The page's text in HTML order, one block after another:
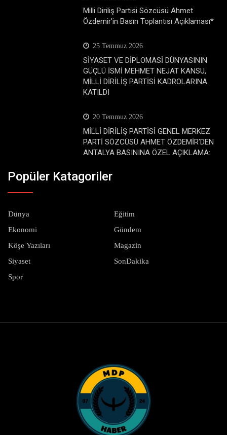
Milli Diriliş Partisi Sözcüsü Ahmet
Özdemir’in Basın Toplantısı Açıklaması*
25 Temmuz 2026
SİYASET VE DİPLOMASİ DÜNYASININ
GÜÇLÜ İSMİ MEHMET NEJAT KANSU,
MİLLİ DİRİLİŞ PARTİSİ KADROLARINA
KATILDI
20 Temmuz 2026
MİLLİ DİRİLİŞ PARTİSİ GENEL MERKEZ
PARTİ SÖZCÜSÜ AHMET ÖZDEMİR’DEN
ANTALYA BASININA ÖZEL AÇIKLAMA:
Popüler Katagoriler
Dünya Eğitim
Ekonomi Gündem
Köşe Yazıları Magazin
Siyaset SonDakika
Spor